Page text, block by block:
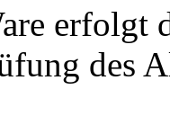
erfolgt
des